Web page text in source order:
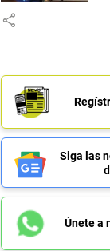
share
Siga las
Únete a